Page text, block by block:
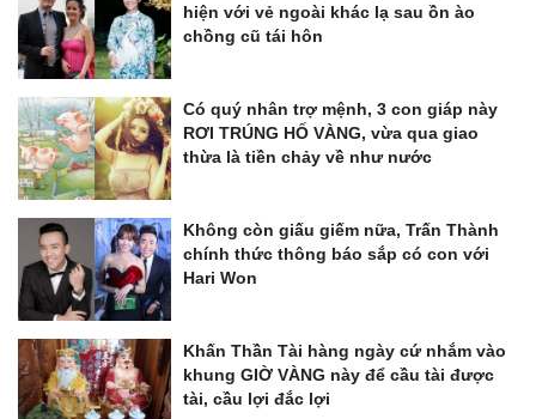
hiện với vẻ ngoài khác lạ sau ồn ào
chồng cũ tái hôn
Có quý nhân trợ mệnh, 3 con giáp này
RƠI TRÚNG HỐ VÀNG, vừa qua giao
thừa là tiền chảy về như nước
Không còn giấu giếm nữa, Trấn Thành
chính thức thông báo sắp có con với
Hari Won
Khấn Thần Tài hàng ngày cứ nhắm vào
khung GIỜ VÀNG này để cầu tài được
tài, cầu lợi đắc lợi